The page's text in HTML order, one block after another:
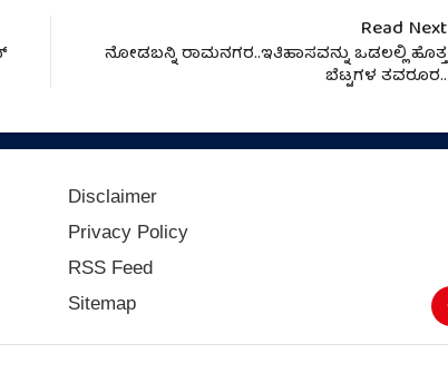
Read Next
ನೋಡಬನ್ನಿ ರಾಮನಗರ..ಇತಿಹಾಸವನ್ನು ಒಡಲಲ್ಲಿ ಹೊತ್ತ
ಬೆಟ್ಟಗಳ ತವರೂರ..
Disclaimer
Privacy Policy
RSS Feed
Sitemap